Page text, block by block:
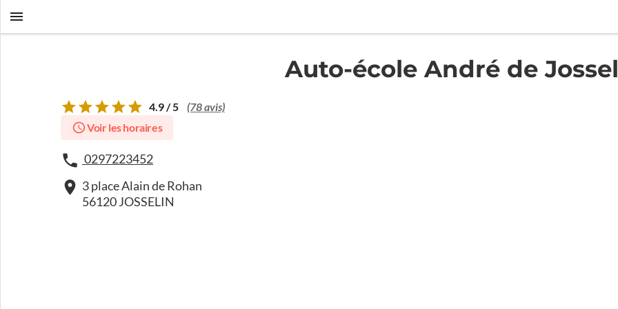
Auto-école André de
4.9 / 5 (78 avis)
Voir les horaires
0297223452
3 place Alain de Rohan
56120 JOSSELIN